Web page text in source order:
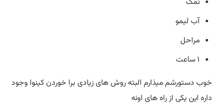
آب لیمو
مراحل
۱ ساعت
خوب دستورشم میذارم البته روش های زیادی برا خوردن کینوا وجود
داره این یکی از راه های اونه